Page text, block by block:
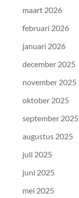
maart 2026
februari 2026
januari 2026
december 2025
november 2025
oktober 2025
september 2025
augustus 2025
juli 2025
juni 2025
mei 2025